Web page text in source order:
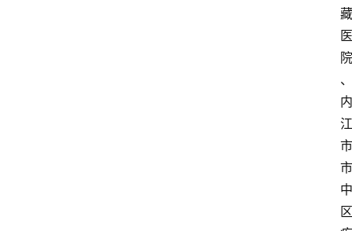
藏
医
院
、
内
江
市
市
中
区